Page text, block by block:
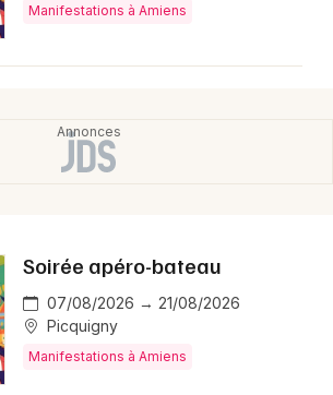
Manifestations à Amiens
Soirée apéro-bateau
07/08/2026 → 21/08/2026
Picquigny
Manifestations à Amiens